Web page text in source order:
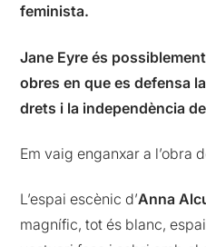
feminista.
Jane Eyre és
obres en que es defensa
drets i la independència
Em vaig enganxar a l’obra
L’espai escènic d’Anna
magnífic, tot és blanc,